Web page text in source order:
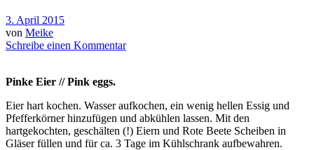
3. April 2015
von Meike
Schreibe einen Kommentar
Pinke Eier // Pink eggs.
Eier hart kochen. Wasser aufkochen, ein wenig hellen Essig und
Pfefferkörner hinzufügen und abkühlen lassen. Mit den
hartgekochten, geschälten (!) Eiern und Rote Beete Scheiben in
Gläser füllen und für ca. 3 Tage im Kühlschrank aufbewahren.